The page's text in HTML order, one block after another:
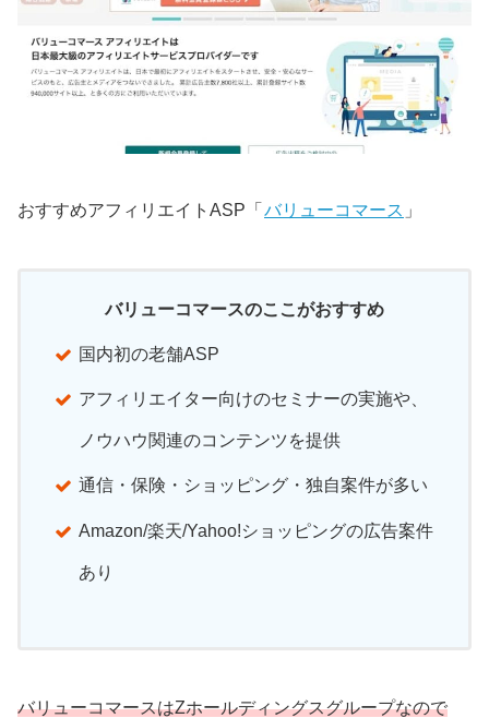
おすすめアフィリエイトASP「 バリューコマース 」
バリューコマースのここがおすすめ
国内初の老舗ASP
アフィリエイター向けのセミナーの実施や、
ノウハウ関連のコンテンツを提供
通信・保険・ショッピング・独自案件が多い
Amazon/楽天/Yahoo!ショッピングの広告案件
あり
バリューコマースはZホールディングスグループなので